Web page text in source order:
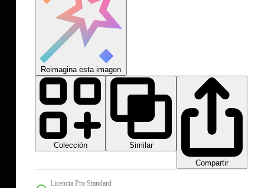
Reimagina esta imagen
Colección
Similar
Compartir
Licencia Pro Standard